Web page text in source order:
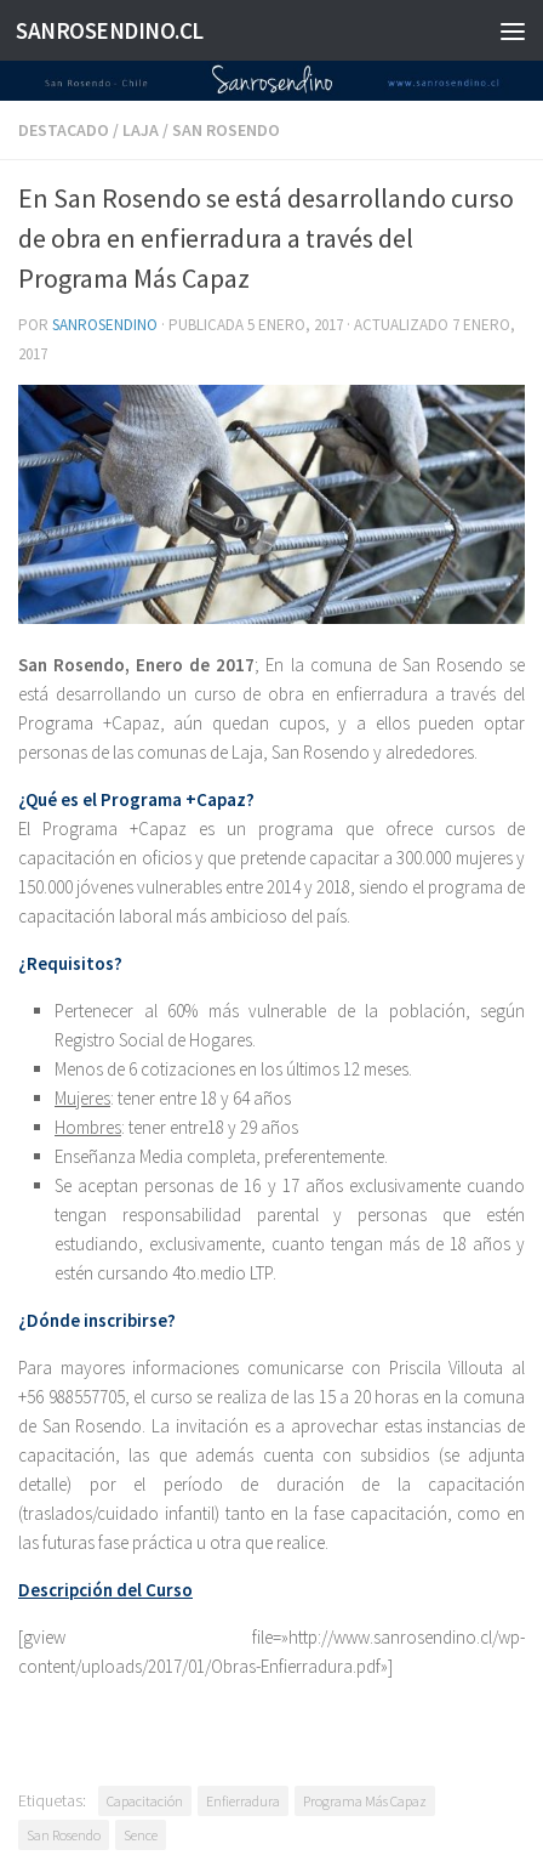
Saltar al contenido
SANROSENDINO.CL
DESTACADO / LAJA / SAN ROSENDO
En San Rosendo se está desarrollando curso
de obra en enfierradura a través del
Programa Más Capaz
POR SANROSENDINO · PUBLICADA5 ENERO, 2017 · ACTUALIZADO 7 ENERO,
2017
San Rosendo, Enero de 2017; En la comuna de San Rosendo se
está desarrollando un curso de obra en enfierradura a través del
Programa +Capaz, aún quedan cupos, y a ellos pueden optar
personas de las comunas de Laja, San Rosendo y alrededores.
¿Qué es el Programa +Capaz?
El Programa +Capaz es un programa que ofrece cursos de
capacitación en oficios y que pretende capacitar a 300.000 mujeres y
150.000 jóvenes vulnerables entre 2014 y 2018, siendo el programa de
capacitación laboral más ambicioso del país.
¿Requisitos?
Pertenecer al 60% más vulnerable de la población, según
Registro Social de Hogares.
Menos de 6 cotizaciones en los últimos 12 meses.
Mujeres: tener entre 18 y 64 años
Hombres: tener entre18 y 29 años
Enseñanza Media completa, preferentemente.
Se aceptan personas de 16 y 17 años exclusivamente cuando
tengan responsabilidad parental y personas que estén
estudiando, exclusivamente, cuanto tengan más de 18 años y
estén cursando 4to.medio LTP.
¿Dónde inscribirse?
Para mayores informaciones comunicarse con Priscila Villouta al
+56 988557705, el curso se realiza de las 15 a 20 horas en la comuna
de San Rosendo. La invitación es a aprovechar estas instancias de
capacitación, las que además cuenta con subsidios (se adjunta
detalle) por el período de duración de la capacitación
(traslados/cuidado infantil) tanto en la fase capacitación, como en
las futuras fase práctica u otra que realice.
Descripción del Curso
[gview file=»http://www.sanrosendino.cl/wp-
content/uploads/2017/01/Obras-Enfierradura.pdf»]
Etiquetas: Capacitación Enfierradura
Programa Más Capaz
San Rosendo
Sence